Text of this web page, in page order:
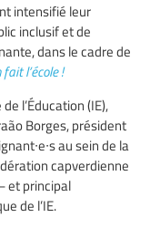
intensifié leur
inclusif et de
dans le cadre de
l’école !
l’Éducation (IE),
Borges, président
au sein de la
capverdienne
et principal
de l’IE.